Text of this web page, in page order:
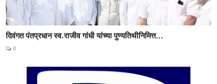
दिवंगत पंतप्रधान स्व.राजीव गांधी यांच्या पुण्यतिथीनिमित्त...
0